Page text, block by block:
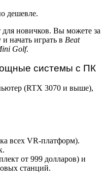
дешевле.
для новичков. Вы можете за
начать играть в Beat
Golf.
системы с ПК
(RTX 3070 и выше),
всех VR-платформ).
от 999 долларов) и
станций.